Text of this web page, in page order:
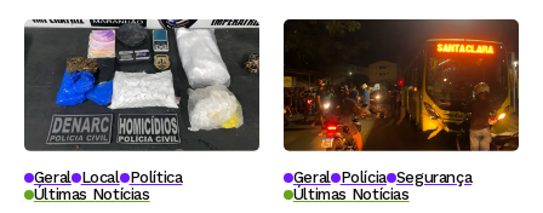
Geral Local Política
Últimas Notícias
Geral Polícia Segurança
Últimas Notícias